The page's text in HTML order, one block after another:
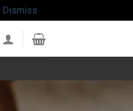
Dismiss